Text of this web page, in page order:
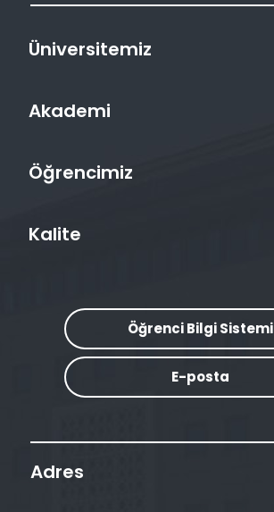
Üniversitemiz
Akademi
Öğrencimiz
Kalite
Öğrenci Bilgi Sistemi
E-posta
Adres